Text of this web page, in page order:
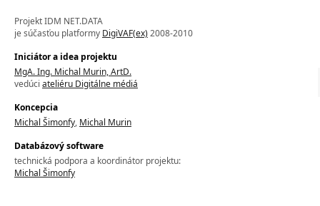
Projekt IDM NET.DATA
je súčasťou platformy DigiVAF(ex)2008-2010
Iniciátor a idea projektu
MgA. Ing. Michal Murin, ArtD.
vedúci ateliéru Digitálne médiá
Koncepcia
Michal Šimonfy, Michal Murin
Databázový software
technická podpora a koordinátor projektu:
Michal Šimonfy